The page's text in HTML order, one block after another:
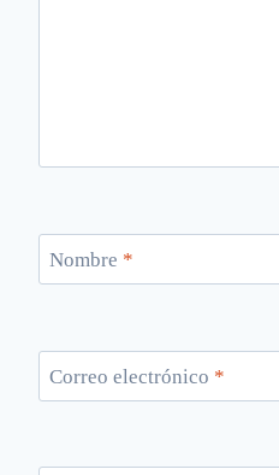
Nombre *
Correo electrónico *